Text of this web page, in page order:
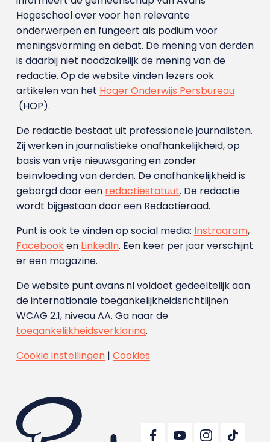
Hogeschool over voor hen relevante
onderwerpen en fungeert als podium voor
meningsvorming en debat. De mening van derden
is daarbij niet noodzakelijk de mening van de
redactie. Op de website vinden lezers ook
artikelen van het Hoger Onderwijs Persbureau
(HOP).
De redactie bestaat uit professionele journalisten.
Zij werken in journalistieke onafhankelijkheid, op
basis van vrije nieuwsgaring en zonder
beïnvloeding van derden. De onafhankelijkheid is
geborgd door een redactiestatuut. De redactie
wordt bijgestaan door een Redactieraad.
Punt is ook te vinden op social media: Instragram,
Facebooken LinkedIn. Een keer per jaar verschijnt
er een magazine.
De website punt.avans.nl voldoet gedeeltelijk aan
de internationale toegankelijkheidsrichtlijnen
WCAG 2.1, niveau AA. Ga naar de
toegankelijkheidsverklaring.
Cookie instellingen| Cookies